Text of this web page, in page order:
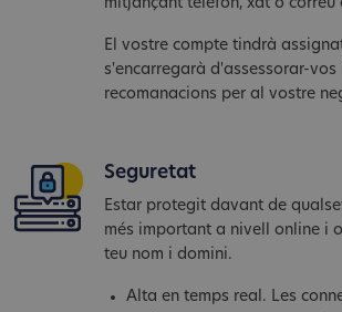
mitjançant telèfon, xat o correu
El vostre compte tindrà
s'encarregarà d'assessorar-
recomanacions per al vostre
Seguretat
Estar protegit davant de
més important a nivell online i
teu nom i domini.
Alta en temps real. Les